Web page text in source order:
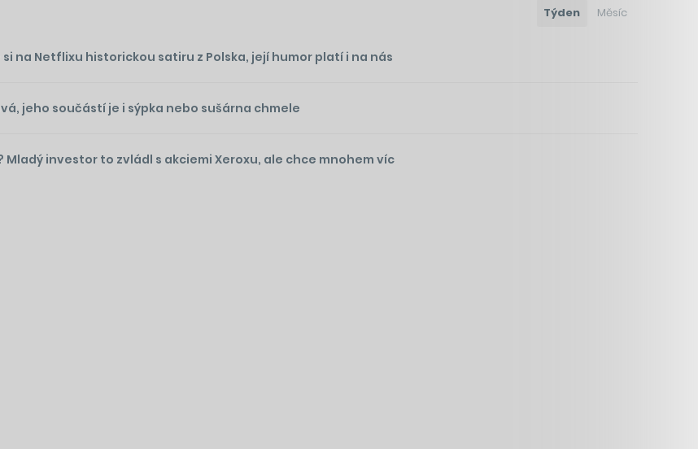
Týden Měsíc
na Netflixu historickou satiru z Polska, její humor platí i na nás
jeho součástí je i sýpka nebo sušárna chmele
Mladý investor to zvládl s akciemi Xeroxu, ale chce mnohem víc